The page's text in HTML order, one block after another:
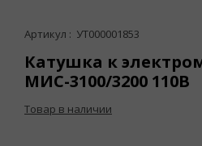
Артикул : УТ000001853
Катушка к
МИС-3100/3200 110В
Товар в наличии